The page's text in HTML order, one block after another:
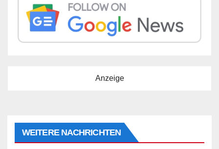
Anzeige
WEITERE NACHRICHTEN